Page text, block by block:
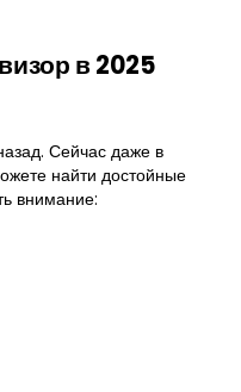
в 2025
Сейчас даже в
найти достойные
внимание: